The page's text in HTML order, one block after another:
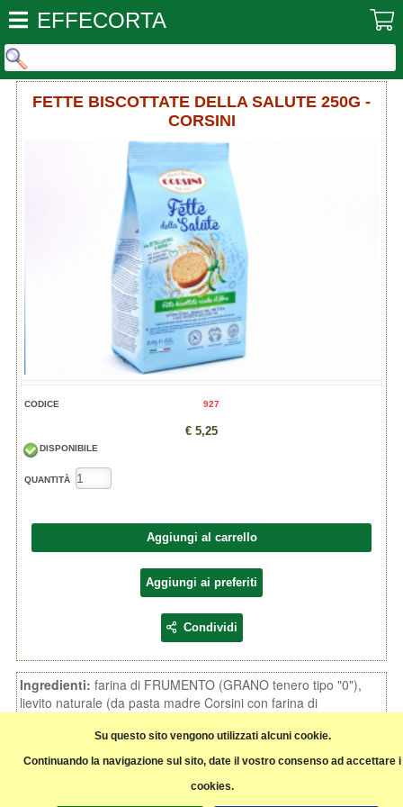
Su questo sito vengono utilizzati alcuni cookie.
Continuando la navigazione sul sito, date il vostro consenso ad accettare i
cookies.
EFFECORTA
FETTE BISCOTTATE DELLA SALUTE 250G -
CORSINI
CODICE 927
€ 5,25
DISPONIBILE
QUANTITÀ
Aggiungi al carrello
Aggiungi ai preferiti
Condividi
Ingredienti: farina di FRUMENTO (GRANO tenero tipo "0"),
lievito naturale (da pasta madre Corsini con farina di
farina di FRUMENTO integrale 9% (GRANO tenero, crusca di
GRANO tenero), fibra d'AVENA ricca di betaglucani